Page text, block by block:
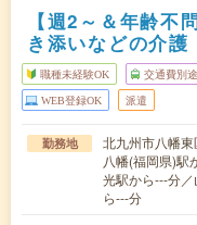
【週2～＆年齢不
き添いなどの介護
職種未経験OK 交通費別
WEB登録OK 派遣
勤務地
北九州市八幡東
八幡(福岡県)駅
光駅から---分
ら---分